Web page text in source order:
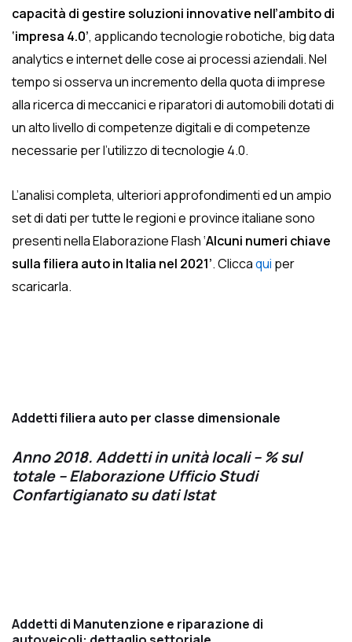
capacità di gestire soluzioni innovative nell’ambito di
‘impresa 4.0’, applicando tecnologie robotiche, big data
analytics e internet delle cose ai processi aziendali. Nel
tempo si osserva un incremento della quota di imprese
alla ricerca di meccanici e riparatori di automobili dotati di
un alto livello di competenze digitali e di competenze
necessarie per l’utilizzo di tecnologie 4.0.
L’analisi completa, ulteriori approfondimenti ed un ampio
set di dati per tutte le regioni e province italiane sono
presenti nella Elaborazione Flash ‘Alcuni numeri chiave
sulla filiera auto in Italia nel 2021’. Cliccaqui per
scaricarla.
Addetti filiera auto per classe dimensionale
Anno 2018. Addetti in unità locali – % sul
totale – Elaborazione Ufficio Studi
Confartigianato su dati Istat
Addetti di Manutenzione e riparazione di